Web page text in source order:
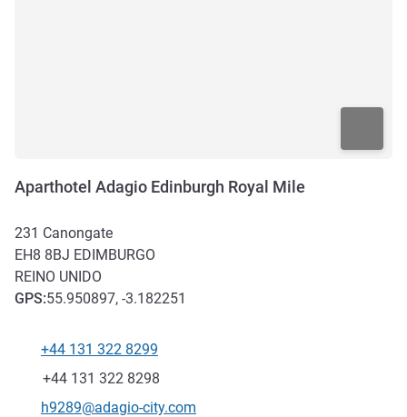
Aparthotel Adagio Edinburgh Royal Mile
231 Canongate
EH8 8BJ EDIMBURGO
REINO UNIDO
GPS:55.950897, -3.182251
Telefone
+44 131 322 8299
Fax
+44 131 322 8298
E-mail de contacto
h9289@adagio-city.com